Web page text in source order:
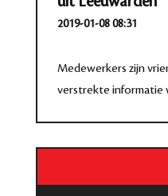
2019-01-08 08:31
Medewerkers zijn
verstrekte informatie